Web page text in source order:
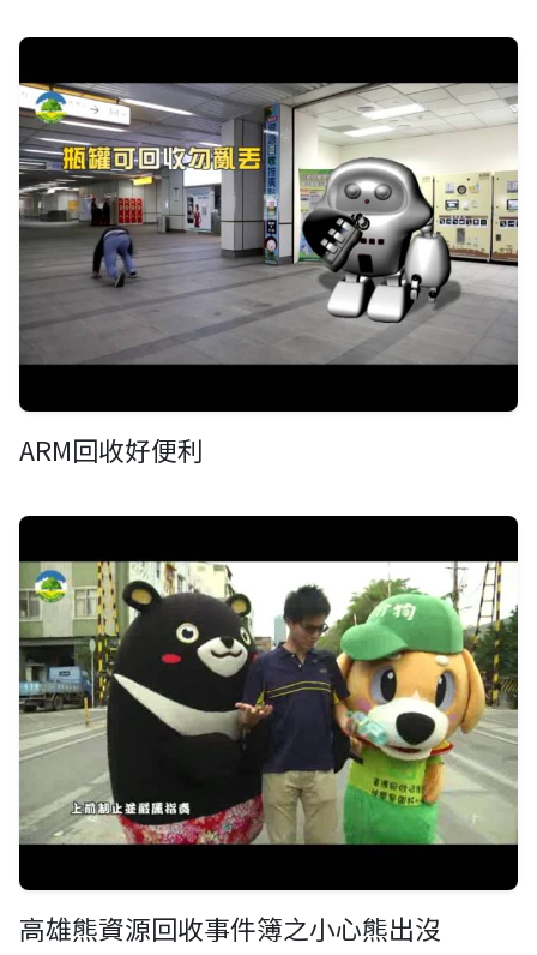
ARM回收好便利
高雄熊資源回收事件簿之小心熊出沒